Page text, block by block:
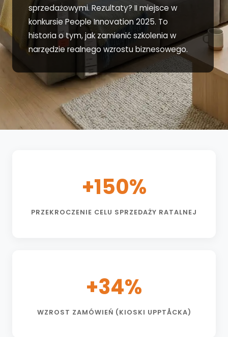
sprzedażowymi. Rezultaty? II miejsce w
konkursie People Innovation 2025. To
historia o tym, jak zamienić szkolenia w
narzędzie realnego wzrostu biznesowego.
+150%
PRZEKROCZENIE CELU SPRZEDAŻY RATALNEJ
+34%
WZROST ZAMÓWIEŃ (KIOSKI UPPTÅCKA)